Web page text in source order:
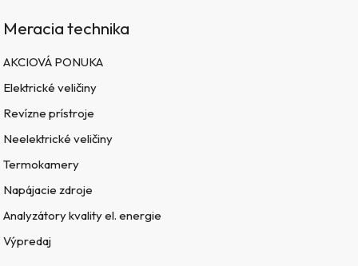
Meracia technika
AKCIOVÁ PONUKA
Elektrické veličiny
Revízne prístroje
Neelektrické veličiny
Termokamery
Napájacie zdroje
Analyzátory kvality el. energie
Výpredaj